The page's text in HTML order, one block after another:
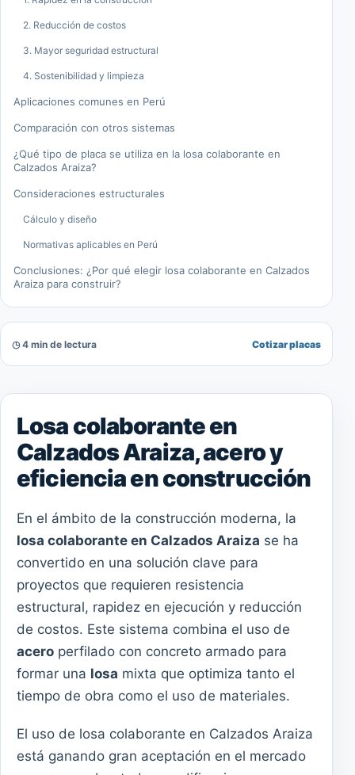
2. Reducción de costos
3. Mayor seguridad estructural
4. Sostenibilidad y limpieza
Aplicaciones comunes en Perú
Comparación con otros sistemas
¿Qué tipo de placa se utiliza en la losa colaborante en
Calzados Araiza?
Consideraciones estructurales
Cálculo y diseño
Normativas aplicables en Perú
Conclusiones: ¿Por qué elegir losa colaborante en Calzados
Araiza para construir?
◷ 4 min de lectura Cotizar placas
Losa colaborante en
Calzados Araiza, acero y
eficiencia en construcción
En el ámbito de la construcción moderna, la
losa colaborante en Calzados Araiza se ha
convertido en una solución clave para
proyectos que requieren resistencia
estructural, rapidez en ejecución y reducción
de costos. Este sistema combina el uso de
acero perfilado con concreto armado para
formar una losa mixta que optimiza tanto el
tiempo de obra como el uso de materiales.
El uso de losa colaborante en Calzados Araiza
está ganando gran aceptación en el mercado